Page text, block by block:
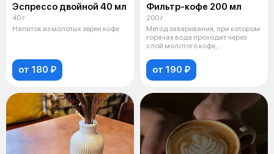
Эспрессо двойной 40 мл
40 г
Напиток из молотых зерен кофе
от 180 ₽
Фильтр-кофе 200 мл
200 г
Метод заваривания, при котором
горячая вода проходит через
слой молотого кофе,
от 190 ₽